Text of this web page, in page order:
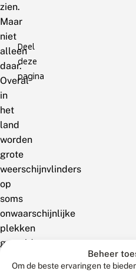
Beheer
Om de beste ervaringen te
zien.
Maar
niet
alleen
daar.
Overal
in
het
land
worden
grote
weerschijnvlinders
op
soms
onwaarschijnlijke
plekken
gemeld,
Deel
deze
pagina